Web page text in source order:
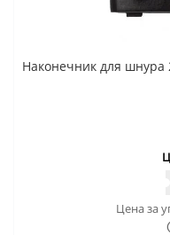
Наконечник для
Цена за